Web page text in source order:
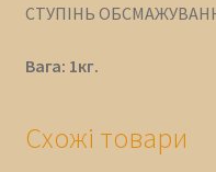
СТУПІНЬ
Вага: 1кг.
Схожі товари